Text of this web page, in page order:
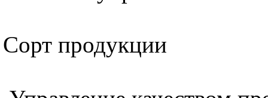
Сорт продукции